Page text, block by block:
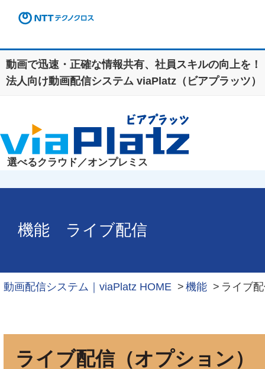
動画で迅速・正確な情報共有、社員スキルの向上を！
法人向け動画配信システム viaPlatz（ビアプラッツ）
選べるクラウド／オンプレミス
機能 ライブ配信
動画配信システム｜viaPlatz HOME 機能 ライブ
ライブ配信（オプション）